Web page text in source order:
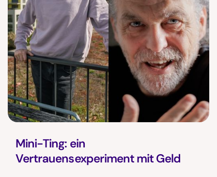
Mini-Ting: ein
Vertrauensexperiment mit Geld